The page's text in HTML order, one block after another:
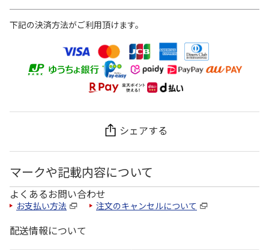
下記の決済方法がご利用頂けます。
シェアする
マークや記載内容について
よくあるお問い合わせ
お支払い方法 注文のキャンセルについて
配送情報について